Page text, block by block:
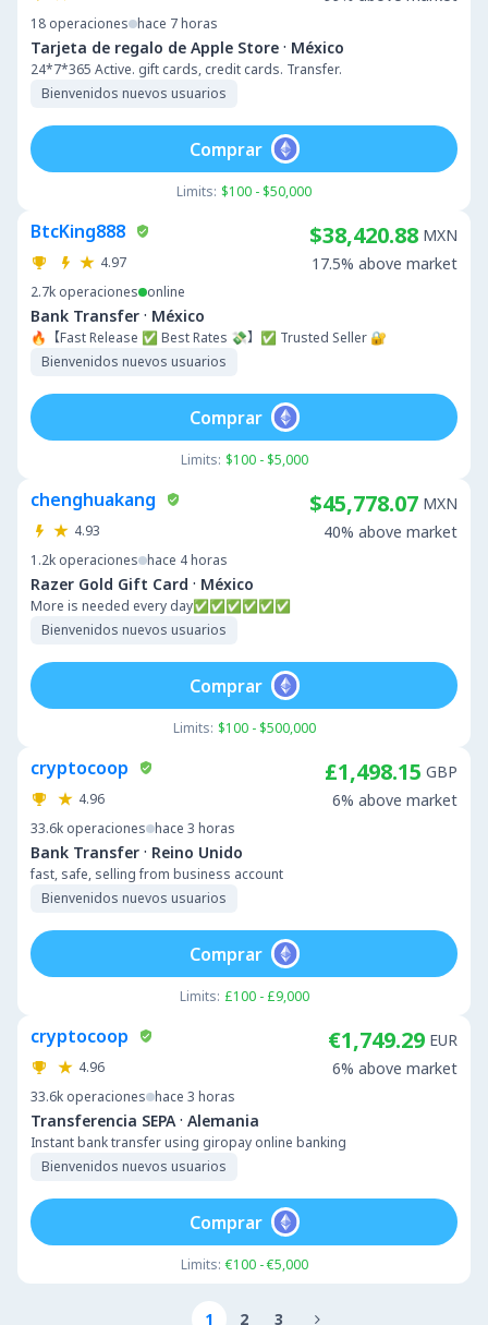
18 operaciones hace 7 horas
Tarjeta de regalo de Apple Store · México
24*7*365 Active. gift cards, credit cards. Transfer.
Bienvenidos nuevos usuarios
Limits: $100 - $50,000
Comprar
BtcKing888
4.97
2.7k operaciones online
Bank Transfer · México
🔥【Fast Release ✅ Best Rates 💸】✅ Trusted Seller 🔐
Bienvenidos nuevos usuarios
$38,420.88 MXN
17.5% above market
Limits: $100 - $5,000
Comprar
chenghuakang
4.93
1.2k operaciones hace 4 horas
Razer Gold Gift Card · México
More is needed every day✅✅✅✅✅✅
Bienvenidos nuevos usuarios
$45,778.07 MXN
40% above market
Limits: $100 - $500,000
Comprar
cryptocoop
4.96
33.6k operaciones hace 3 horas
Bank Transfer · Reino Unido
fast, safe, selling from business account
Bienvenidos nuevos usuarios
£1,498.15 GBP
6% above market
Limits: £100 - £9,000
Comprar
cryptocoop
4.96
33.6k operaciones hace 3 horas
Transferencia SEPA · Alemania
Instant bank transfer using giropay online banking
Bienvenidos nuevos usuarios
€1,749.29 EUR
6% above market
Limits: €100 - €5,000
Comprar
1 2 3 